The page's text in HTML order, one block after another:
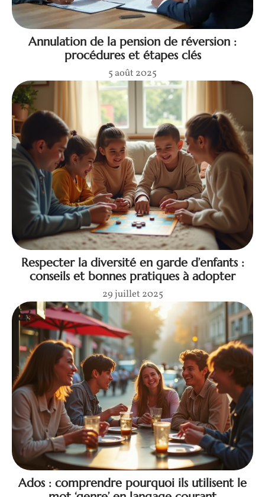
Annulation de la pension de réversion :
procédures et étapes clés
5 août 2025
Respecter la diversité en garde d’enfants :
conseils et bonnes pratiques à adopter
29 juillet 2025
Ados : comprendre pourquoi ils utilisent le